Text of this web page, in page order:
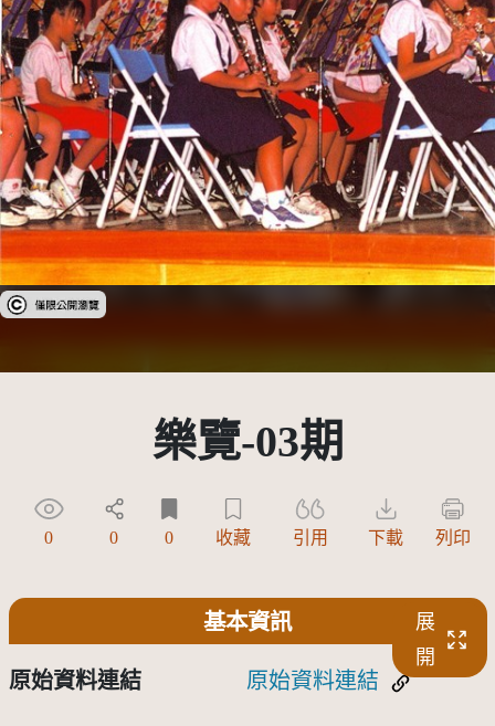
受著作權法保護-僅限於本平台有限度公開瀏覽
樂覽-03期
0 0 0 收藏 引用 下載 列印
基本資訊
展
開
原始資料連結 原始資料連結